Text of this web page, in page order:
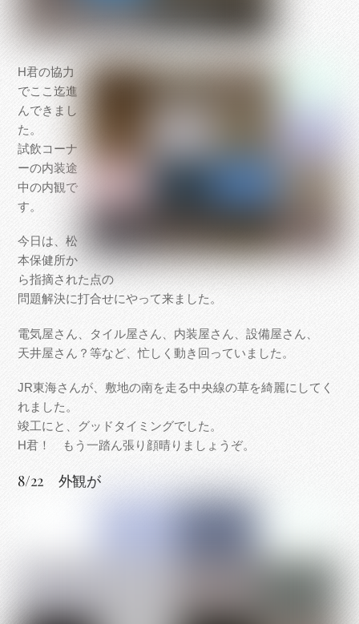
H君の協力
でここ迄進
んできまし
た。
試飲コーナ
ーの内装途
中の内観で
す。
今日は、松
本保健所か
ら指摘された点の
問題解決に打合せにやって来ました。
電気屋さん、タイル屋さん、内装屋さん、設備屋さん、
天井屋さん？等など、忙しく動き回っていました。
JR東海さんが、敷地の南を走る中央線の草を綺麗にしてく
れました。
竣工にと、グッドタイミングでした。
H君！ もう一踏ん張り顔晴りましょうぞ。
8/22 外観が